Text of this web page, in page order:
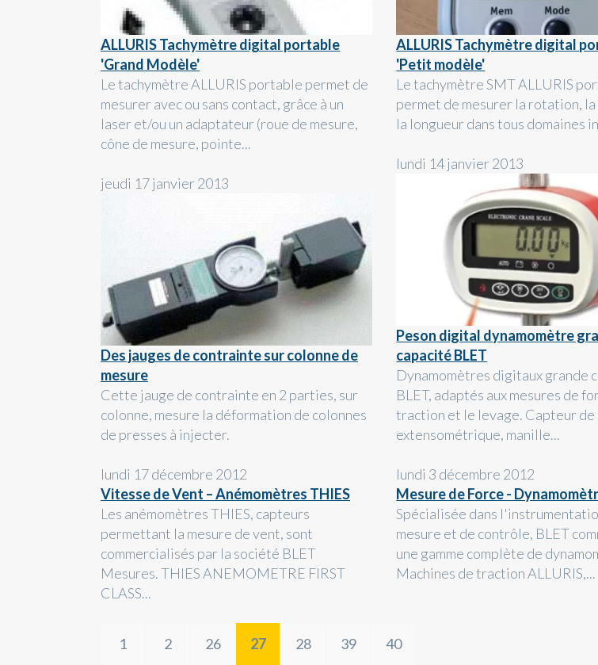
ALLURIS Tachymètre digital portable
'Grand Modèle'
Le tachymètre ALLURIS portable permet de
mesurer avec ou sans contact, grâce à un
laser et/ou un adaptateur (roue de mesure,
cône de mesure, pointe...
jeudi 17 janvier 2013
Des jauges de contrainte sur colonne de
mesure
Cette jauge de contrainte en 2 parties, sur
colonne, mesure la déformation de colonnes
de presses à injecter.
lundi 17 décembre 2012
Vitesse de Vent – Anémomètres THIES
Les anémomètres THIES, capteurs
permettant la mesure de vent, sont
commercialisés par la société BLET
Mesures. THIES ANEMOMETRE FIRST
CLASS...
ALLURIS Tachymètre digital
'Petit modèle'
Le tachymètre SMT ALLURIS
permet de mesurer la rotation,
la longueur dans tous domaines
lundi 14 janvier 2013
Peson digital dynamomètre
capacité BLET
Dynamomètres digitaux grande
BLET, adaptés aux mesures de
traction et le levage. Capteur de
extensométrique, manille...
lundi 3 décembre 2012
Mesure de Force -
Spécialisée dans
mesure et de contrôle, BLET
une gamme complète de
Machines de traction ALLURIS,...
1 2 26 27 28 39 40